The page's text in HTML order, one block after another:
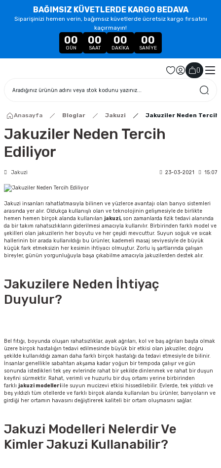
BAĞIMSIZ KÜVETLERDE KARGO BEDAVA
Siparişinizi hemen verin, bağımsız küvetlerde ücretsiz kargo fırsatını
kaçırmayın!
00
GÜN
00
SAAT
00
DAKIKA
00
SANIYE
()
Anasayfa Bloglar Jakuzi Jakuziler Neden Tercih
Jakuziler Neden Tercih
Ediliyor
Jakuzi 23-03-2021 15:07
Jakuzi insanları rahatlatmasıyla bilinen ve yüzlerce avantajı olan banyo sistemleri
arasında yer alır. Oldukça kullanışlı olan ve teknolojinin gelişmesiyle de birlikte
hemen hemen birçok alanda kullanılan jakuzi, son zamanlarda fizik tedavi alanında
da bir takım rahatsızlıkların giderilmesi amacıyla kullanılır. Birbirinden farklı model ve
şekilleri olan jakuzilerin her boyutu ve her çeşidi mevcuttur. Suyun soğuk ve sıcak
hallerinin bir arada kullanıldığı bu ürünler, kademeli masaj seviyesiyle de büyük
küçük fark etmeksizin her kesimin ihtiyacı olmuştur. Zorlu iş şartlarında çalışan
bireyler, günün yorgunluğuyla başa çıkabilme amacıyla jakuzilerden destek alır.
Jakuzilere Neden İhtiyaç
Duyulur?
Bel fıtığı, boyunda oluşan rahatsızlıklar, ayak ağrıları, kol ve baş ağrıları başta olmak
üzere birçok hastalığın tedavi edilmesinde büyük bir etkisi olan jakuziler, doğru
şekilde kullanıldığı zaman daha farklı birçok hastalığı da tedavi etmesiyle de bilinir.
İnsanlar genellikle sabahtan akşama kadar yoğun bir tempoda çalışır ve gün
sonunda istedikleri tek şey evlerinde rahat bir şekilde dinlenmek ve rahat bir duşun
keyfini sürmektir. Rahat, verimli ve huzurlu bir duş ortamı yerine birbirinden
farklı jakuzi modelleriile suyun mucizevi etkisi hissedilebilir. Evlerde, tek yıldızlı ve
beş yıldızlı tüm otellerde ve farklı birçok alanda kullanılan bu ürünler, banyoların ve
girdiği her ortamın havasını değiştirerek kaliteli bir ortam oluşmasını sağlar.
Jakuzi Modelleri Nelerdir Ve
Kimler Jakuzi Kullanabilir?